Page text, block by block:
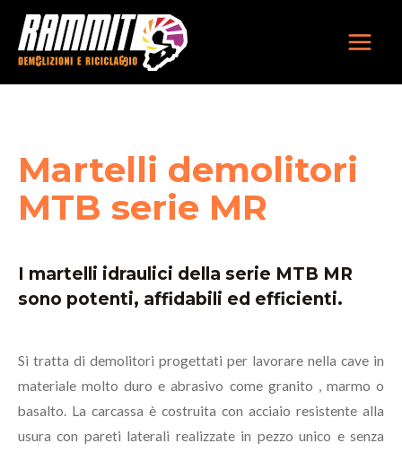
contenuto
Martelli demolitori
MTB serie MR
I martelli idraulici della serie MTB MR
sono potenti, affidabili ed efficienti.
Si tratta di demolitori progettati per lavorare nella cave in
materiale molto duro e abrasivo come granito , marmo o
basalto. La carcassa è costruita con acciaio resistente alla
usura con pareti laterali realizzate in pezzo unico e senza